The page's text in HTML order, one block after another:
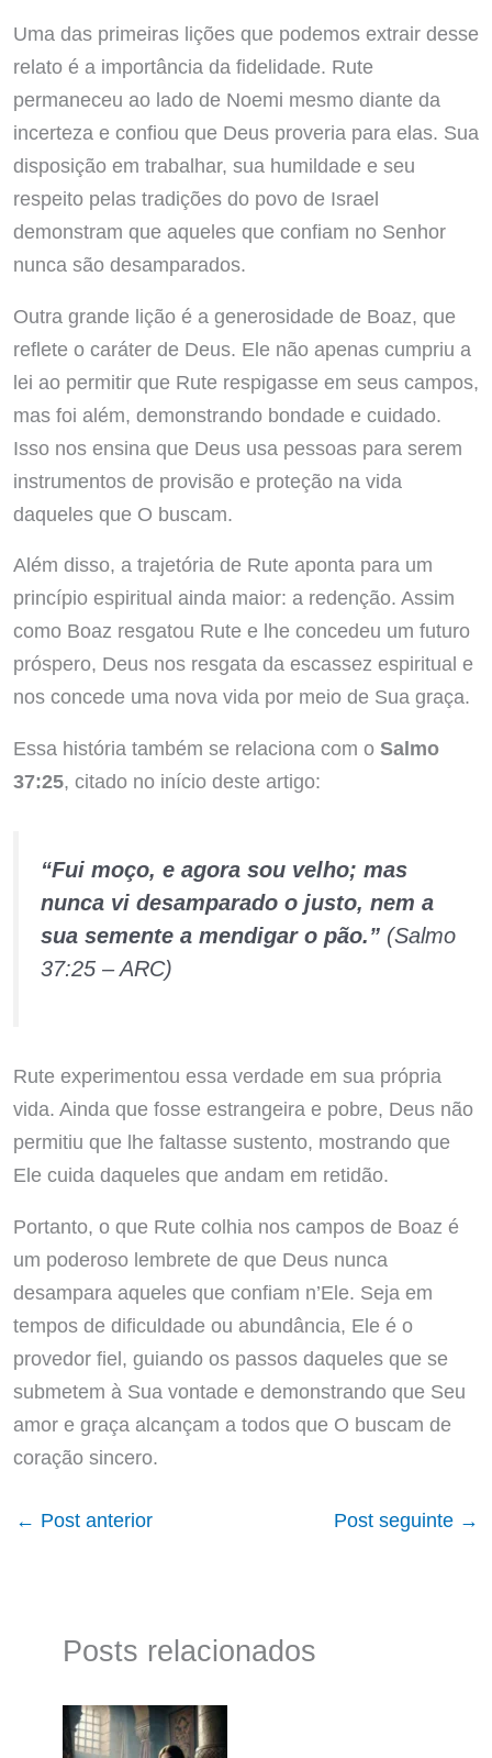
Uma das primeiras lições que podemos extrair desse
relato é a importância da fidelidade. Rute
permaneceu ao lado de Noemi mesmo diante da
incerteza e confiou que Deus proveria para elas. Sua
disposição em trabalhar, sua humildade e seu
respeito pelas tradições do povo de Israel
demonstram que aqueles que confiam no Senhor
nunca são desamparados.
Outra grande lição é a generosidade de Boaz, que
reflete o caráter de Deus. Ele não apenas cumpriu a
lei ao permitir que Rute respigasse em seus campos,
mas foi além, demonstrando bondade e cuidado.
Isso nos ensina que Deus usa pessoas para serem
instrumentos de provisão e proteção na vida
daqueles que O buscam.
Além disso, a trajetória de Rute aponta para um
princípio espiritual ainda maior: a redenção. Assim
como Boaz resgatou Rute e lhe concedeu um futuro
próspero, Deus nos resgata da escassez espiritual e
nos concede uma nova vida por meio de Sua graça.
Essa história também se relaciona com o Salmo
37:25, citado no início deste artigo:
“Fui moço, e agora sou velho; mas
nunca vi desamparado o justo, nem a
sua semente a mendigar o pão.” (Salmo
37:25 – ARC)
Rute experimentou essa verdade em sua própria
vida. Ainda que fosse estrangeira e pobre, Deus não
permitiu que lhe faltasse sustento, mostrando que
Ele cuida daqueles que andam em retidão.
Portanto, o que Rute colhia nos campos de Boaz é
um poderoso lembrete de que Deus nunca
desampara aqueles que confiam n’Ele. Seja em
tempos de dificuldade ou abundância, Ele é o
provedor fiel, guiando os passos daqueles que se
submetem à Sua vontade e demonstrando que Seu
amor e graça alcançam a todos que O buscam de
coração sincero.
← Post anterior Post seguinte →
Posts relacionados